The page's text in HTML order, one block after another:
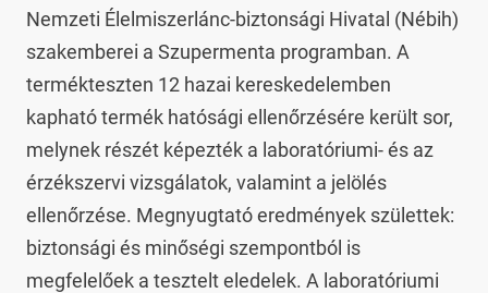
Nemzeti Élelmiszerlánc-biztonsági Hivatal (Nébih)
szakemberei a Szupermenta programban. A
termékteszten 12 hazai kereskedelemben
kapható termék hatósági ellenőrzésére került sor,
melynek részét képezték a laboratóriumi- és az
érzékszervi vizsgálatok, valamint a jelölés
ellenőrzése. Megnyugtató eredmények születtek:
biztonsági és minőségi szempontból is
megfelelőek a tesztelt eledelek. A laboratóriumi